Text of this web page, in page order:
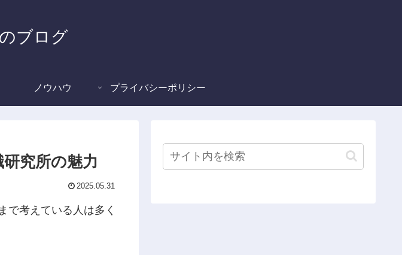
ブログ
ノウハウ プライバシーポリシー
究所の魅力
2025.05.31
で考えている人は多く